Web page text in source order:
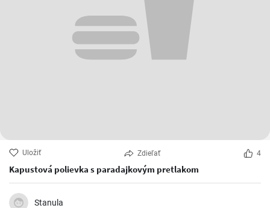
Uložiť Zdieľať 4
Kapustová polievka s paradajkovým pretlakom
Stanula